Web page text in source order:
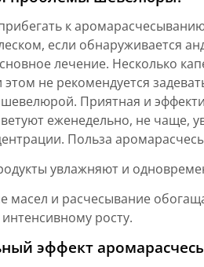
к
если обнаруживается
лечение. Несколько
этом не рекомендуется
Приятная и
еженедельно, не чаще,
Польза
увлажняют и
масел и расчесывание
росту.
эффект